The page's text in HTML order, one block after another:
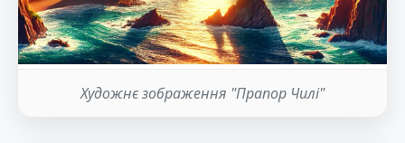
Художнє зображення "Прапор Чилі"